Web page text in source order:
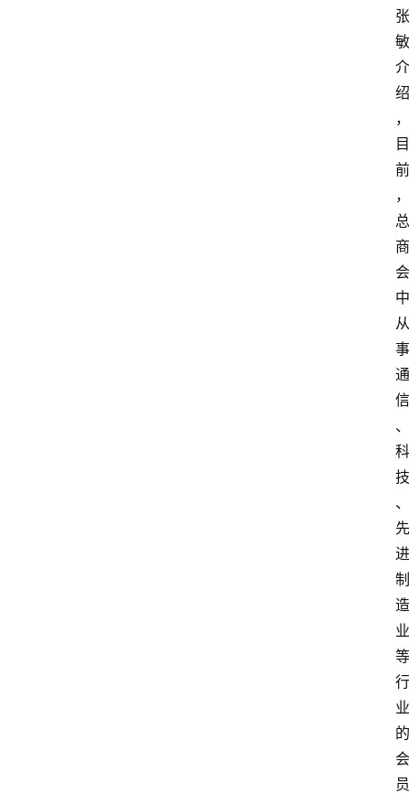
张
敏
介
绍
，
目
前
，
总
商
会
中
从
事
通
信
、
科
技
、
先
进
制
造
业
等
行
业
的
会
员